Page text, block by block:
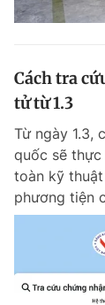
Cách tra
tử từ 1.3
Từ ngày 1.3,
quốc sẽ thực
toàn kỹ
phương tiện